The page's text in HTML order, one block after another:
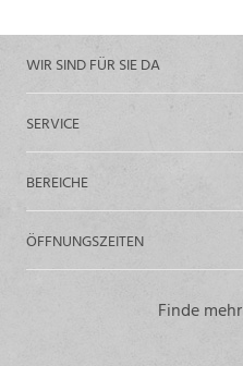
WIR SIND FÜR SIE DA
SERVICE
BEREICHE
ÖFFNUNGSZEITEN
Finde